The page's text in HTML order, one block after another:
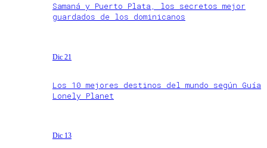
Samaná y Puerto Plata, los secretos mejor
guardados de los dominicanos
Dic 21
Los 10 mejores destinos del mundo según Guía
Lonely Planet
Dic 13